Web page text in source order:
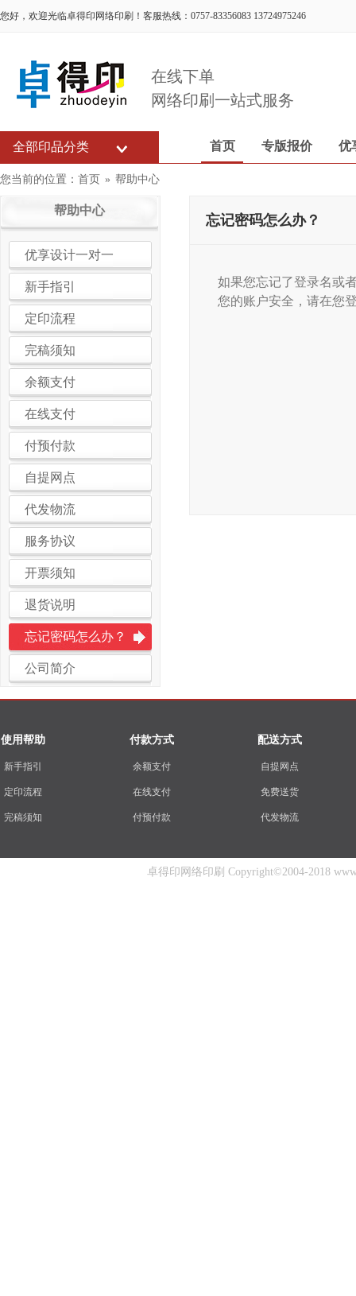
您好，欢迎光临卓得印网络印刷！客服热线：0757-83356083 13724975246
在线下单
网络印刷一站式服务
全部印品分类 首页 专版报价 优
您当前的位置： 首页 » 帮助中心
帮助中心
优享设计一对一
新手指引
定印流程
完稿须知
余额支付
在线支付
付预付款
自提网点
代发物流
服务协议
开票须知
退货说明
忘记密码怎么办？
公司简介
忘记密码怎么办？
如果您忘记了登录名或
您的账户安全，请在您
使用帮助
新手指引
定印流程
完稿须知
付款方式
余额支付
在线支付
付预付款
配送方式
自提网点
免费送货
代发物流
卓得印网络印刷 Copyright©2004-2018